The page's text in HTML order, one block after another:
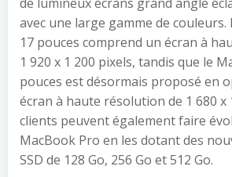
avec une large gamme de couleurs.
17 pouces comprend un écran à
1 920 x 1 200 pixels, tandis que le
pouces est désormais proposé en
écran à haute résolution de 1 680 x
clients peuvent également faire
MacBook Pro en les dotant des
SSD de 128 Go, 256 Go et 512 Go.